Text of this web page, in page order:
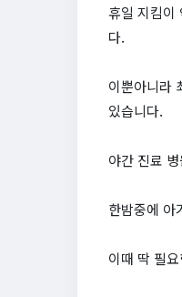
휴일 지킴이
다.
이뿐아니라
있습니다.
야간 진료
한밤중에 아
이때 딱 필